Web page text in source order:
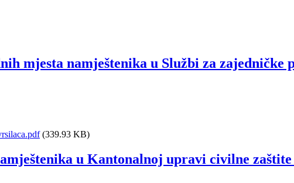
mjesta namještenika u Službi za zajedničke
(339.93 KB)
u Kantonalnoj upravi civilne